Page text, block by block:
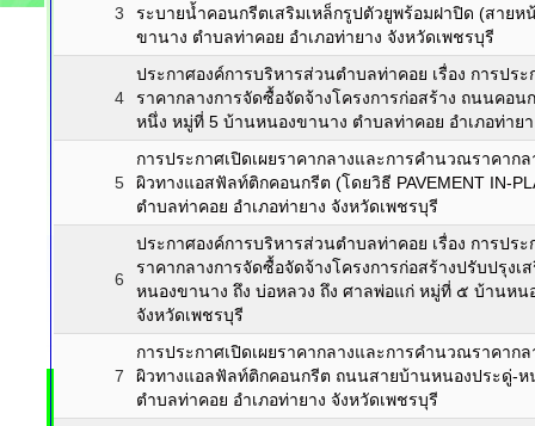
3
ระบายน้ำคอนกรีตเสริมเหล็กรูปตัวยูพร้อมฝาปิด (สาย
ขานาง ตำบลท่าคอย อำเภอท่ายาง จังหวัดเพชรบุรี
4
ประกาศองค์การบริหารส่วนตำบลท่าคอย เรื่อง การปร
ราคากลางการจัดซื้อจัดจ้างโครงการก่อสร้าง ถนนคอ
หนึ่ง หมู่ที่ 5 บ้านหนองขานาง ตำบลท่าคอย อำเภอท่าย
5
การประกาศเปิดเผยราคากลางและการคำนวณราคาก
ผิวทางแอสฟัลท์ติกคอนกรีต (โดยวิธี PAVEMENT IN-
ตำบลท่าคอย อำเภอท่ายาง จังหวัดเพชรบุรี
6
ประกาศองค์การบริหารส่วนตำบลท่าคอย เรื่อง การปร
ราคากลางการจัดซื้อจัดจ้างโครงการก่อสร้างปรับปรุง
หนองขานาง ถึง บ่อหลวง ถึง ศาลพ่อแก่ หมู่ที่ ๕ บ้านหน
จังหวัดเพชรบุรี
7
การประกาศเปิดเผยราคากลางและการคำนวณราคาก
ผิวทางแอลฟัลท์ติกคอนกรีต ถนนสายบ้านหนองประดู่-
ตำบลท่าคอย อำเภอท่ายาง จังหวัดเพชรบุรี